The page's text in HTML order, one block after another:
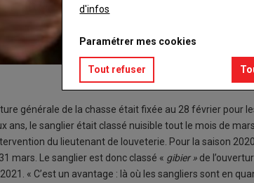
générale de la chasse était fixée au 28 février pour
ans, le sanglier était classé nuisible tout le mois de
du lieutenant de louveterie. Pour la saison
mars. Le sanglier est donc classé « gibier » de
« C’est un avantage : là où les sangliers sont en
d'infos
Paramétrer mes cookies
Tout refuser